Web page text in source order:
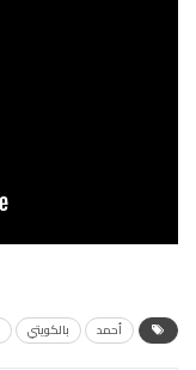
أحمد بالكويتي